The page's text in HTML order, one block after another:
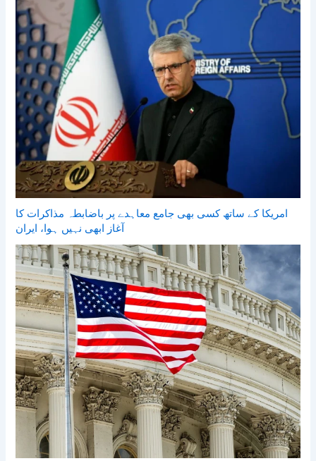
امریکا کے ساتھ کسی بھی جامع معاہدے پر باضابطہ مذاکرات کا
آغاز ابھی نہیں ہوا، ایران